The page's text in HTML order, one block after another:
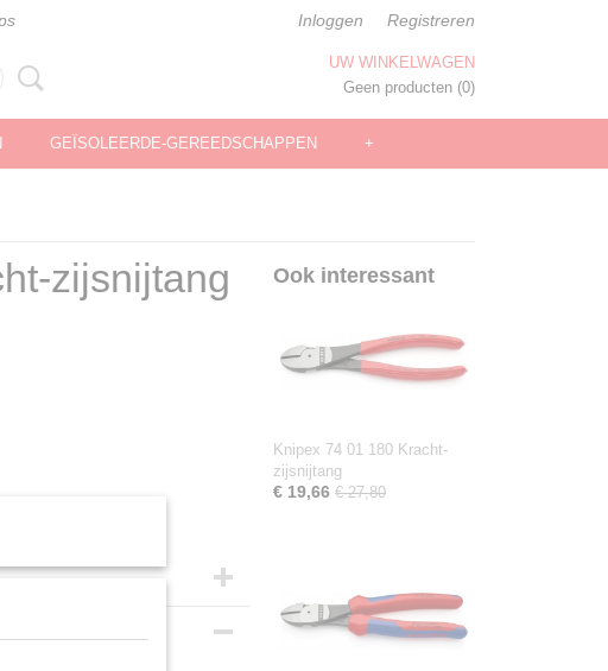
Inloggen Registreren
UW WINKELWAGEN
Geen producten (0)
GEÏSOLEERDE-GEREEDSCHAPPEN +
zijsnijtang Ook interessant
Knipex 74 01 180 Kracht-
zijsnijtang
€ 19,66 € 27,80